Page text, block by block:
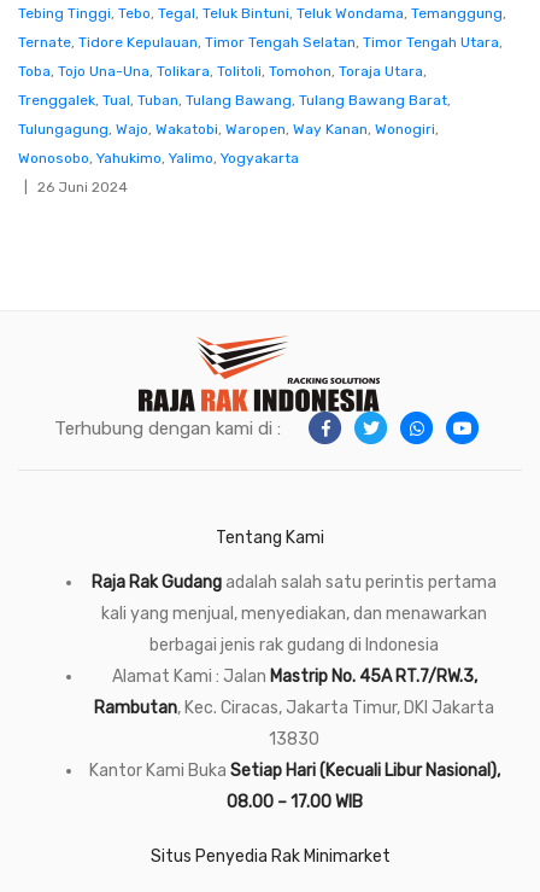
Tebing Tinggi, Tebo, Tegal, Teluk Bintuni, Teluk Wondama, Temanggung,
Ternate, Tidore Kepulauan, Timor Tengah Selatan, Timor Tengah Utara,
Toba, Tojo Una-Una, Tolikara, Tolitoli, Tomohon, Toraja Utara,
Trenggalek, Tual, Tuban, Tulang Bawang, Tulang Bawang Barat,
Tulungagung, Wajo, Wakatobi, Waropen, Way Kanan, Wonogiri,
Wonosobo, Yahukimo, Yalimo, Yogyakarta
26 Juni 2024
Terhubung dengan kami di :
Tentang Kami
Raja Rak Gudangadalah salah satu perintis pertama
kali yang menjual, menyediakan, dan menawarkan
berbagai jenis rak gudang di Indonesia
Alamat Kami : Jalan Mastrip No. 45A RT.7/RW.3,
Rambutan, Kec. Ciracas, Jakarta Timur, DKI Jakarta
13830
Kantor Kami Buka Setiap Hari (Kecuali Libur Nasional),
08.00 – 17.00 WIB
Situs Penyedia Rak Minimarket